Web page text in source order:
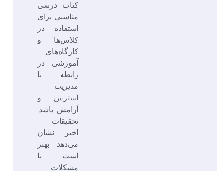
کتاب درسی
مناسبی برای
استفاده در
کلاس‌ها و
کارگاه‌های
آموزشی در
رابطه با
مدیریت
استرس و
آرامش باشد.
تحقیقات
اخیر نشان
می‌دهد بهتر
است با
مشکلات